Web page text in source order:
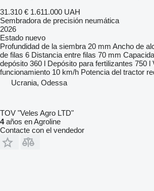
31.310 € 1.611.000 UAH
Sembradora de precisión neumática
2026
Estado nuevo
Profundidad de la siembra 20 mm Ancho de
de filas 6 Distancia entre filas 70 mm
depósito 360 l Depósito para fertilizantes 750 l
funcionamiento 10 km/h Potencia del tractor
Ucrania, Odessa
TOV "Veles Agro LTD"
4años en Agroline
Contacte con el vendedor